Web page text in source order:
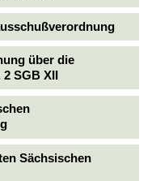
über die
SGB XII
Sächsischen